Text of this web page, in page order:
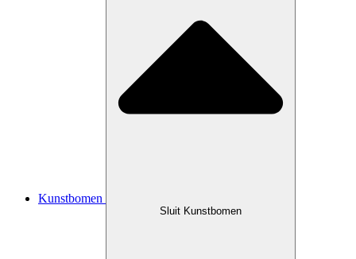
Kunstbomen
Sluit Kunstbomen